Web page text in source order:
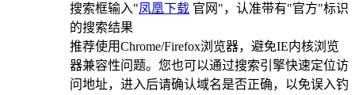
搜索框输入"凤凰下载 官网"，认准带有"官方"标识
的搜索结果
推荐使用Chrome/Firefox浏览器，避免IE内核浏览
器兼容性问题。您也可以通过搜索引擎快速定位访
问地址，进入后请确认域名是否正确，以免误入钓